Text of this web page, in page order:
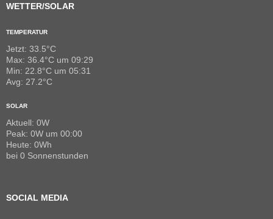
WETTER/SOLAR
TEMPERATUR
Jetzt: 33.5°C
Max: 36.4°C um 09:29
Min: 22.8°C um 05:31
Avg: 27.2°C
SOLAR
Aktuell: 0W
Peak: 0W um 00:00
Heute: 0Wh
bei 0 Sonnenstunden
SOCIAL MEDIA